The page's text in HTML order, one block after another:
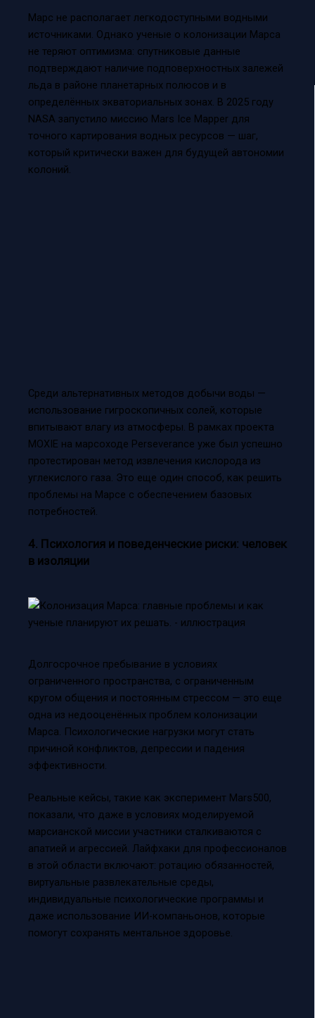
Марс не располагает легкодоступными водными
источниками. Однако ученые о колонизации Марса
не теряют оптимизма: спутниковые данные
подтверждают наличие подповерхностных залежей
льда в районе планетарных полюсов и в
определённых экваториальных зонах. В 2025 году
NASA запустило миссию Mars Ice Mapper для
точного картирования водных ресурсов — шаг,
который критически важен для будущей автономии
колоний.
Среди альтернативных методов добычи воды —
использование гигроскопичных солей, которые
впитывают влагу из атмосферы. В рамках проекта
MOXIE на марсоходе Perseverance уже был успешно
протестирован метод извлечения кислорода из
углекислого газа. Это еще один способ, как решить
проблемы на Марсе с обеспечением базовых
потребностей.
4. Психология и поведенческие риски: человек
в изоляции
Долгосрочное пребывание в условиях
ограниченного пространства, с ограниченным
кругом общения и постоянным стрессом — это еще
одна из недооценённых проблем колонизации
Марса. Психологические нагрузки могут стать
причиной конфликтов, депрессии и падения
эффективности.
Реальные кейсы, такие как эксперимент Mars500,
показали, что даже в условиях моделируемой
марсианской миссии участники сталкиваются с
апатией и агрессией. Лайфхаки для профессионалов
в этой области включают: ротацию обязанностей,
виртуальные развлекательные среды,
индивидуальные психологические программы и
даже использование ИИ-компаньонов, которые
помогут сохранять ментальное здоровье.